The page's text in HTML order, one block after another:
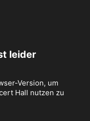
leider
Version, um
Hall nutzen zu